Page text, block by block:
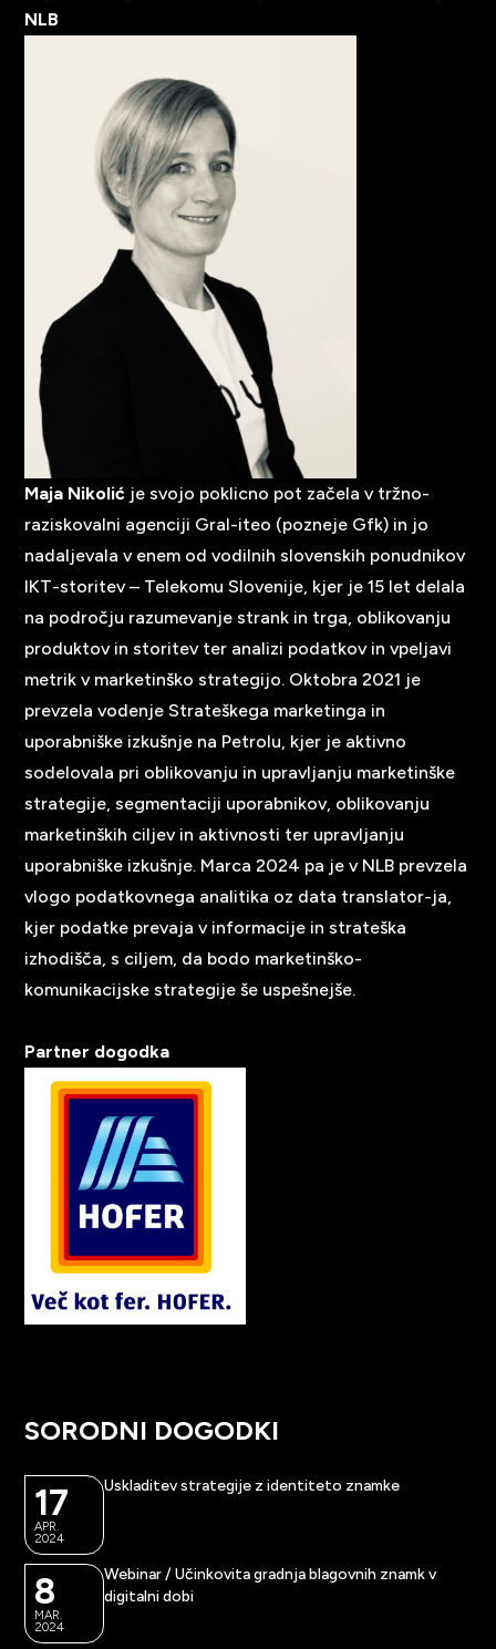
NLB
Maja Nikolić je svojo poklicno pot začela v tržno-
raziskovalni agenciji Gral-iteo (pozneje Gfk) in jo
nadaljevala v enem od vodilnih slovenskih ponudnikov
IKT-storitev – Telekomu Slovenije, kjer je 15 let delala
na področju razumevanje strank in trga, oblikovanju
produktov in storitev ter analizi podatkov in vpeljavi
metrik v marketinško strategijo. Oktobra 2021 je
prevzela vodenje Strateškega marketinga in
uporabniške izkušnje na Petrolu, kjer je aktivno
sodelovala pri oblikovanju in upravljanju marketinške
strategije, segmentaciji uporabnikov, oblikovanju
marketinških ciljev in aktivnosti ter upravljanju
uporabniške izkušnje. Marca 2024 pa je v NLB prevzela
vlogo podatkovnega analitika oz data translator-ja,
kjer podatke prevaja v informacije in strateška
izhodišča, s ciljem, da bodo marketinško-
komunikacijske strategije še uspešnejše.
Partner dogodka
SORODNI DOGODKI
17
APR.
2024
Uskladitev strategije z identiteto znamke
8
MAR.
2024
Webinar / Učinkovita gradnja blagovnih znamk v
digitalni dobi